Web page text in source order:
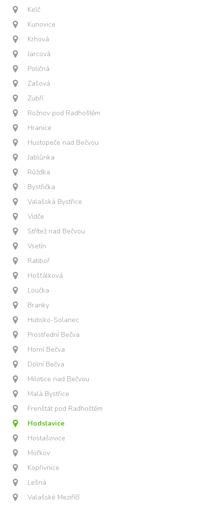
Kelč
Kunovice
Krhová
Jarcová
Poličná
Zašová
Zubří
Rožnov pod Radhoštěm
Hranice
Hustopeče nad Bečvou
Jablůnka
Růžďka
Bystřička
Valašská Bystřice
Vidče
Střítež nad Bečvou
Vsetín
Ratiboř
Hošťálková
Loučka
Branky
Hutisko-Solanec
Prostřední Bečva
Horní Bečva
Dolní Bečva
Milotice nad Bečvou
Malá Bystřice
Frenštát pod Radhoštěm
Hodslavice
Hostašovice
Mořkov
Kopřivnice
Lešná
Valašské Meziříčí